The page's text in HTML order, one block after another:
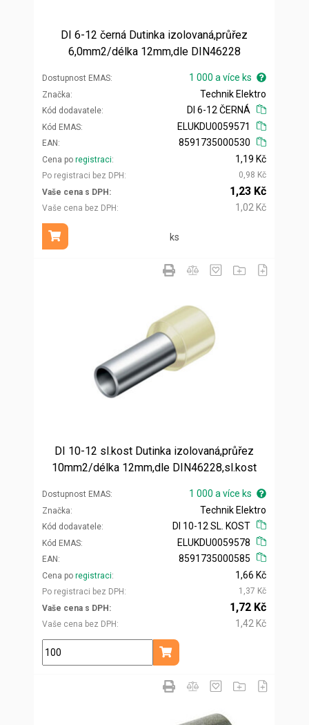
DI 6-12 černá Dutinka izolovaná,průřez
6,0mm2/délka 12mm,dle DIN46228
Dostupnost EMAS 1 000 a více ks
Značka
Kód dodavatele
Technik Elektro
DI 6-12 ČERNÁ
Kód EMAS
EAN
ELUKDU0059571
8591735000530
Cena po registraci
Po registraci bez DPH
1,19 Kč
0,98 Kč
Vaše cena s DPH
Vaše cena bez DPH
1,23 Kč
1,02 Kč
ks
Přidat do košíku
DI 10-12 sl.kost Dutinka izolovaná,průřez
10mm2/délka 12mm,dle DIN46228,sl.kost
Dostupnost EMAS 1 000 a více ks
Značka
Kód dodavatele
Technik Elektro
DI 10-12 SL. KOST
Kód EMAS
EAN
ELUKDU0059578
8591735000585
Cena po registraci
Po registraci bez DPH
1,66 Kč
1,37 Kč
Vaše cena s DPH
Vaše cena bez DPH
1,72 Kč
1,42 Kč
ks
Přidat do košíku